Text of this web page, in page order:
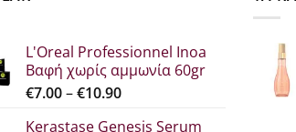
L'Oreal Professionnel Inoa
Βαφή χωρίς αμμωνία 60gr
€7.00–€10.90Price
Kerastase Genesis Serum